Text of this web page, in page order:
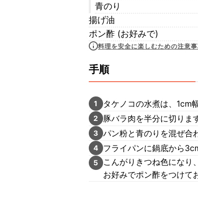
青のり
揚げ油
ポン酢 (お好みで)
料理を安全に楽しむための注意
手順
1 タケノコの水煮は、1cm
2 豚バラ肉を半分に切りま
3 パン粉と青のりを混ぜ合
4 フライパンに鍋底から
5
こんがりきつね色になり
お好みでポン酢をつけて